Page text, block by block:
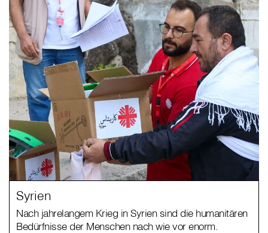
Syrien
Nach jahrelangem Krieg in Syrien sind die humanitären
Bedürfnisse der Menschen nach wie vor enorm.